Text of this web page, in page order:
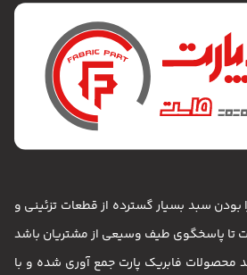
بودن سبد بسیار گسترده از قطعات تزئینی و
تا پاسخگوی طیف وسیعی از مشتریان باشد
کالا در سبد محصولات فابریک پارت جمع آوری شده و با